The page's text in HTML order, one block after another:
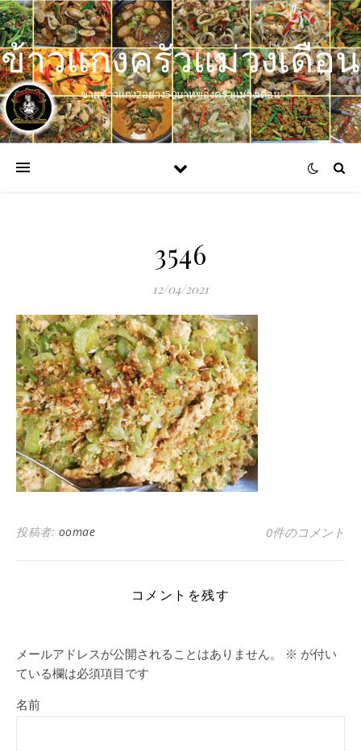
ข้าวแกงครัวแม่วงเดือน
ขายข้าวแกง2อย่าง50บาทของครัวแม่วงเดือน
3546
12/04/2021
投稿者: oomae 0件のコメント
コメントを残す
メールアドレスが公開されることはありません。 ※ が付い
ている欄は必須項目です
名前